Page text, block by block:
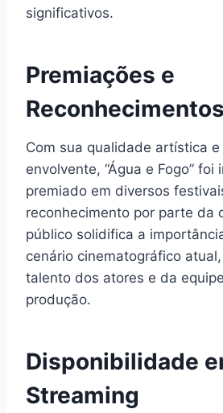
significativos.
Premiações e
Reconhecimentos
Com sua qualidade artística
envolvente, “Água e Fogo” foi
premiado em diversos
reconhecimento por parte da
público solidifica a
cenário cinematográfico
talento dos atores e da
produção.
Disponibilidade
Streaming